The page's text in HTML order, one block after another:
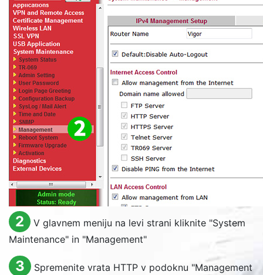
2 V glavnem meniju na levi strani kliknite "System
Maintenance" in "Management"
3 Spremenite vrata HTTP v podoknu "Management